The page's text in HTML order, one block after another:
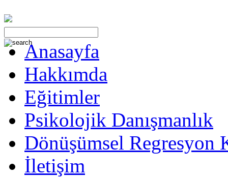
Anasayfa
Hakkımda
Eğitimler
Psikolojik Danışmanlık
Dönüşümsel Regresyon
İletişim